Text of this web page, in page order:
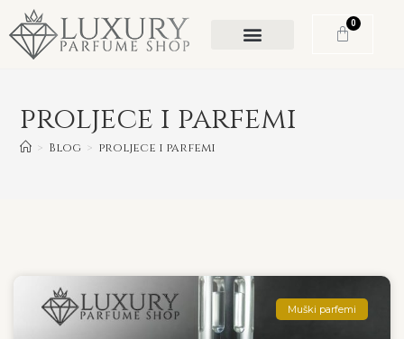
0
proljece i parfemi
> Blog > proljece i parfemi
Muški parfemi